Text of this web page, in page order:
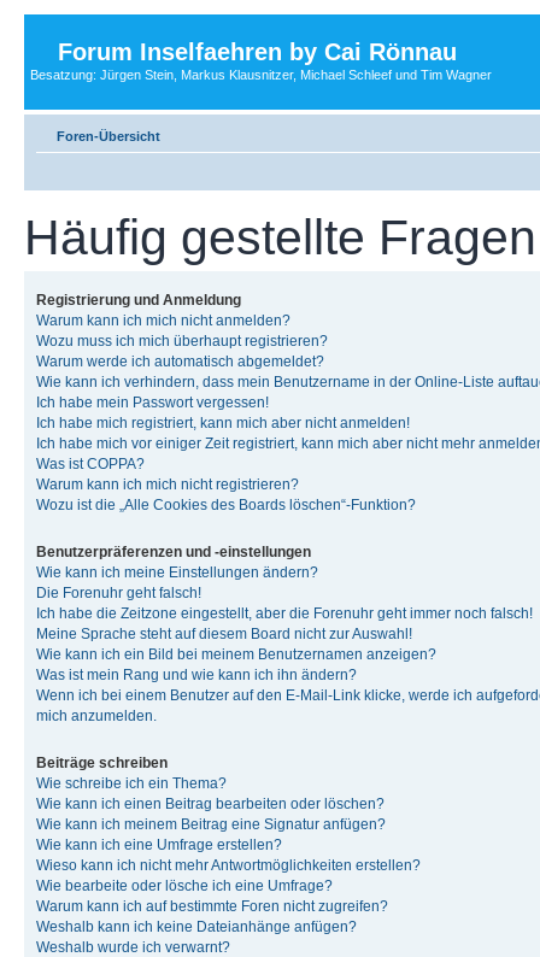
Forum Inselfaehren by Cai Rönnau
Besatzung: Jürgen Stein, Markus Klausnitzer, Michael Schleef und Tim Wagner
Foren-Übersicht
Häufig gestellte Fragen
Registrierung und Anmeldung
Warum kann ich mich nicht anmelden?
Wozu muss ich mich überhaupt registrieren?
Warum werde ich automatisch abgemeldet?
Wie kann ich verhindern, dass mein Benutzername in der Online-Liste
Ich habe mein Passwort vergessen!
Ich habe mich registriert, kann mich aber nicht anmelden!
Ich habe mich vor einiger Zeit registriert, kann mich aber nicht mehr
Was ist COPPA?
Warum kann ich mich nicht registrieren?
Wozu ist die „Alle Cookies des Boards löschen“-Funktion?
Benutzerpräferenzen und -einstellungen
Wie kann ich meine Einstellungen ändern?
Die Forenuhr geht falsch!
Ich habe die Zeitzone eingestellt, aber die Forenuhr geht immer noch falsch!
Meine Sprache steht auf diesem Board nicht zur Auswahl!
Wie kann ich ein Bild bei meinem Benutzernamen anzeigen?
Was ist mein Rang und wie kann ich ihn ändern?
Wenn ich bei einem Benutzer auf den E-Mail-Link klicke, werde ich
mich anzumelden.
Beiträge schreiben
Wie schreibe ich ein Thema?
Wie kann ich einen Beitrag bearbeiten oder löschen?
Wie kann ich meinem Beitrag eine Signatur anfügen?
Wie kann ich eine Umfrage erstellen?
Wieso kann ich nicht mehr Antwortmöglichkeiten erstellen?
Wie bearbeite oder lösche ich eine Umfrage?
Warum kann ich auf bestimmte Foren nicht zugreifen?
Weshalb kann ich keine Dateianhänge anfügen?
Weshalb wurde ich verwarnt?